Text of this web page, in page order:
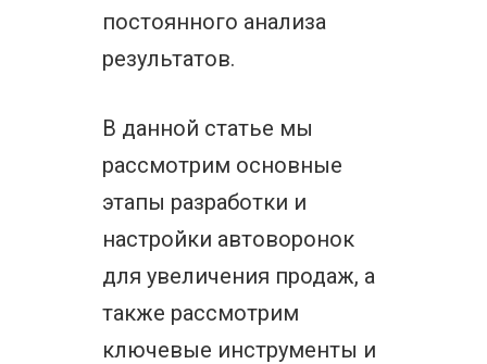
постоянного анализа
результатов.
В данной статье мы
рассмотрим основные
этапы разработки и
настройки автоворонок
для увеличения продаж, а
также рассмотрим
ключевые инструменты и